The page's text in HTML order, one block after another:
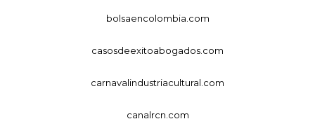
bolsaencolombia.com
casosdeexitoabogados.com
carnavalindustriacultural.com
canalrcn.com